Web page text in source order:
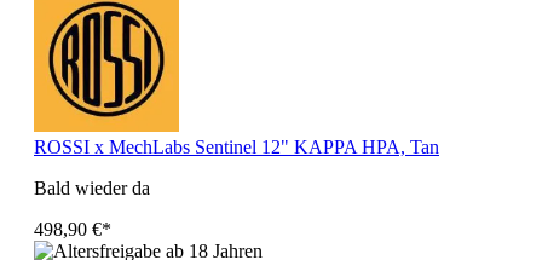
ROSSI x MechLabs Sentinel 12" KAPPA HPA, Tan
Bald wieder da
498,90 €*